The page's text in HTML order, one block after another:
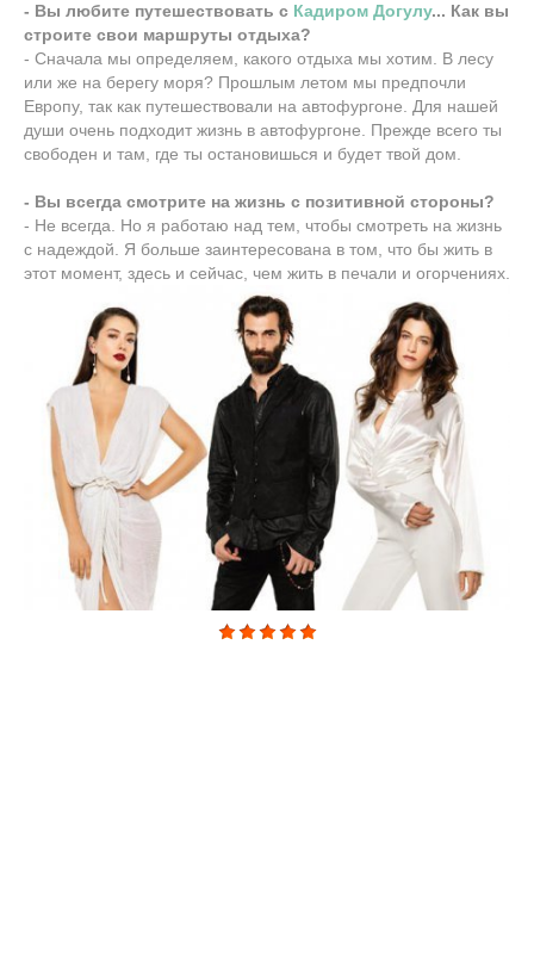
- Вы любите путешествовать с Кадиром Догулу... Как вы
строите свои маршруты отдыха?
- Сначала мы определяем, какого отдыха мы хотим. В лесу
или же на берегу моря? Прошлым летом мы предпочли
Европу, так как путешествовали на автофургоне. Для нашей
души очень подходит жизнь в автофургоне. Прежде всего ты
свободен и там, где ты остановишься и будет твой дом.
- Вы всегда смотрите на жизнь с позитивной стороны?
- Не всегда. Но я работаю над тем, чтобы смотреть на жизнь
с надеждой. Я больше заинтересована в том, что бы жить в
этот момент, здесь и сейчас, чем жить в печали и огорчениях.